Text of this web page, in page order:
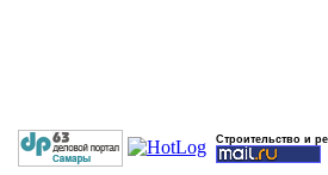
Строительство и